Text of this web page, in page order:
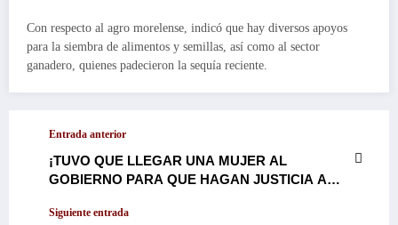
Con respecto al agro morelense, indicó que hay diversos apoyos
para la siembra de alimentos y semillas, así como al sector
ganadero, quienes padecieron la sequía reciente.
Entrada anterior
¡TUVO QUE LLEGAR UNA MUJER AL
GOBIERNO PARA QUE HAGAN JUSTICIA A
MARGARITA GONZÁLEZ SARAVIA,
Siguiente entrada